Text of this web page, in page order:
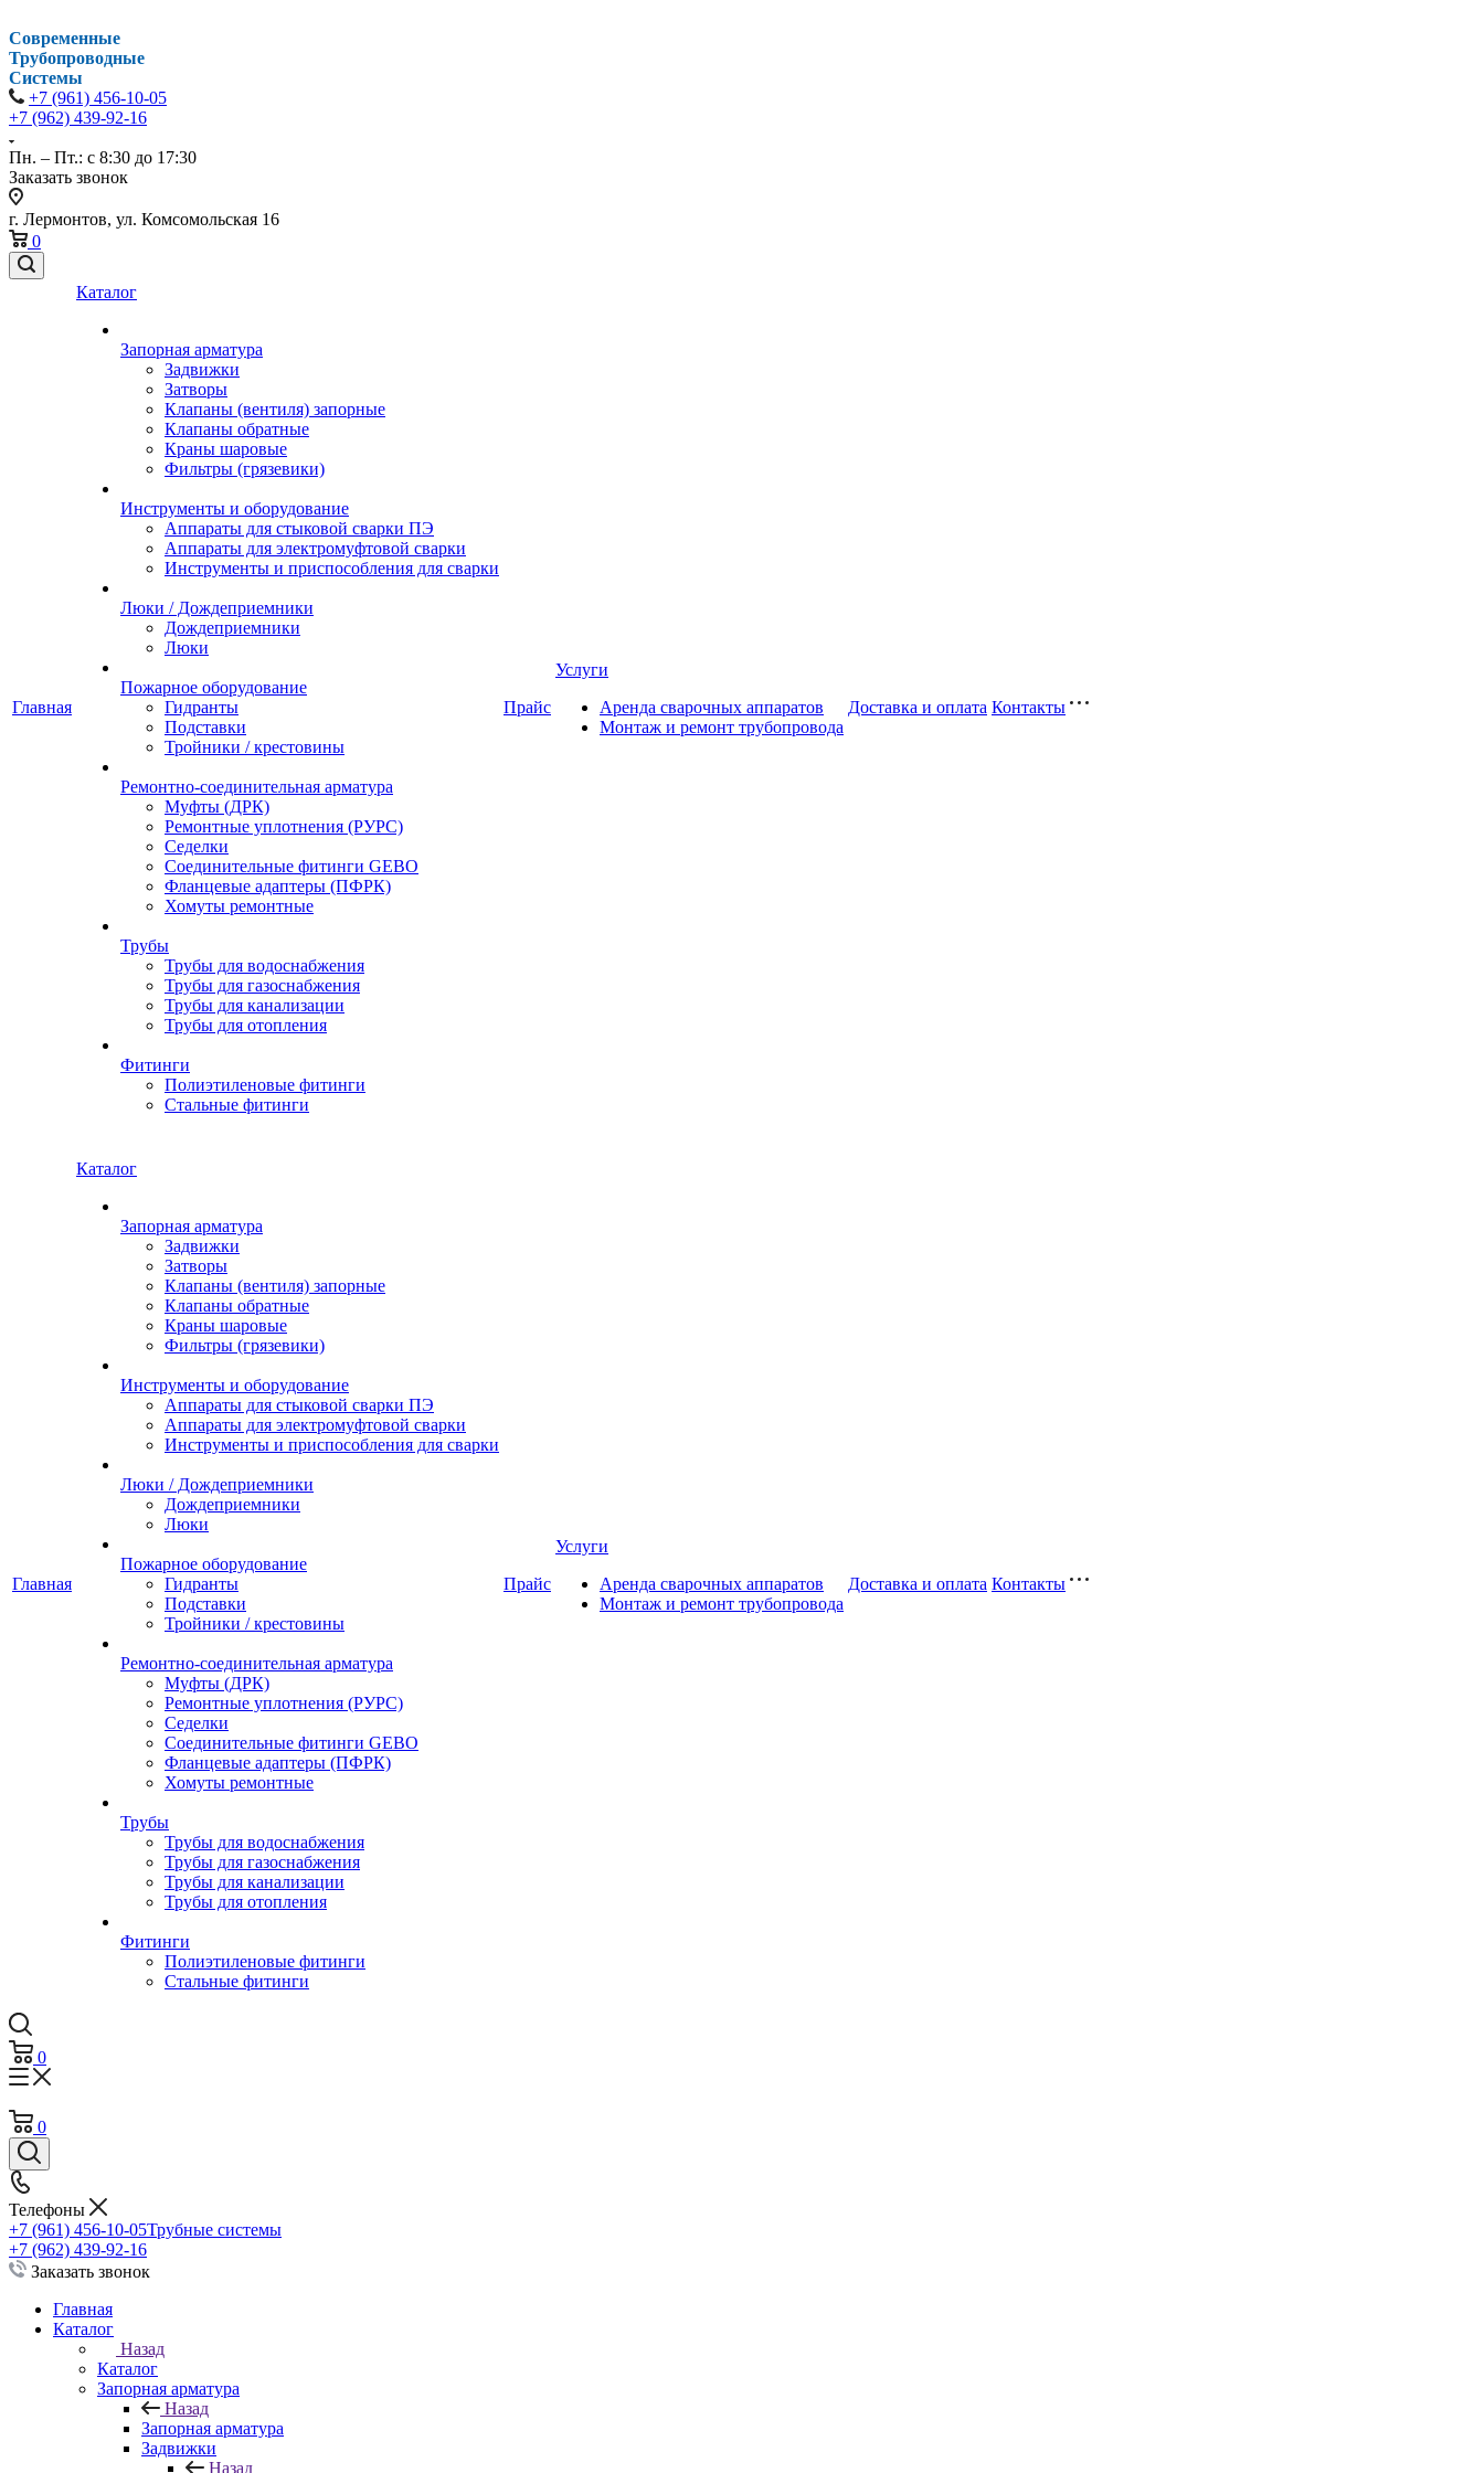
Современные
Трубопроводные
Системы
+7 (961) 456-10-05
+7 (962) 439-92-16
Пн. – Пт.: с 8:30 до 17:30
Заказать звонок
г. Лермонтов, ул. Комсомольская 16
0
Главная
Каталог
Запорная арматура
Задвижки
Затворы
Клапаны (вентиля) запорные
Клапаны обратные
Краны шаровые
Фильтры (грязевики)
Инструменты и оборудование
Аппараты для стыковой сварки ПЭ
Аппараты для электромуфтовой сварки
Инструменты и приспособления для сварки
Люки / Дождеприемники
Дождеприемники
Люки
Пожарное оборудование
Гидранты
Подставки
Тройники / крестовины
Ремонтно-соединительная арматура
Муфты (ДРК)
Ремонтные уплотнения (РУРС)
Седелки
Соединительные фитинги GEBO
Фланцевые адаптеры (ПФРК)
Хомуты ремонтные
Трубы
Трубы для водоснабжения
Трубы для газоснабжения
Трубы для канализации
Трубы для отопления
Фитинги
Полиэтиленовые фитинги
Стальные фитинги
Прайс
Услуги
Аренда сварочных аппаратов
Монтаж и ремонт трубопровода
Доставка и оплата Контакты
Главная
Каталог
Запорная арматура
Задвижки
Затворы
Клапаны (вентиля) запорные
Клапаны обратные
Краны шаровые
Фильтры (грязевики)
Инструменты и оборудование
Аппараты для стыковой сварки ПЭ
Аппараты для электромуфтовой сварки
Инструменты и приспособления для сварки
Люки / Дождеприемники
Дождеприемники
Люки
Пожарное оборудование
Гидранты
Подставки
Тройники / крестовины
Ремонтно-соединительная арматура
Муфты (ДРК)
Ремонтные уплотнения (РУРС)
Седелки
Соединительные фитинги GEBO
Фланцевые адаптеры (ПФРК)
Хомуты ремонтные
Трубы
Трубы для водоснабжения
Трубы для газоснабжения
Трубы для канализации
Трубы для отопления
Фитинги
Полиэтиленовые фитинги
Стальные фитинги
Прайс
Услуги
Аренда сварочных аппаратов
Монтаж и ремонт трубопровода
Доставка и оплата Контакты
0
0
Телефоны
+7 (961) 456-10-05Трубные системы
+7 (962) 439-92-16
Заказать звонок
Главная
Каталог
Назад
Каталог
Запорная арматура
Назад
Запорная арматура
Задвижки
Назад